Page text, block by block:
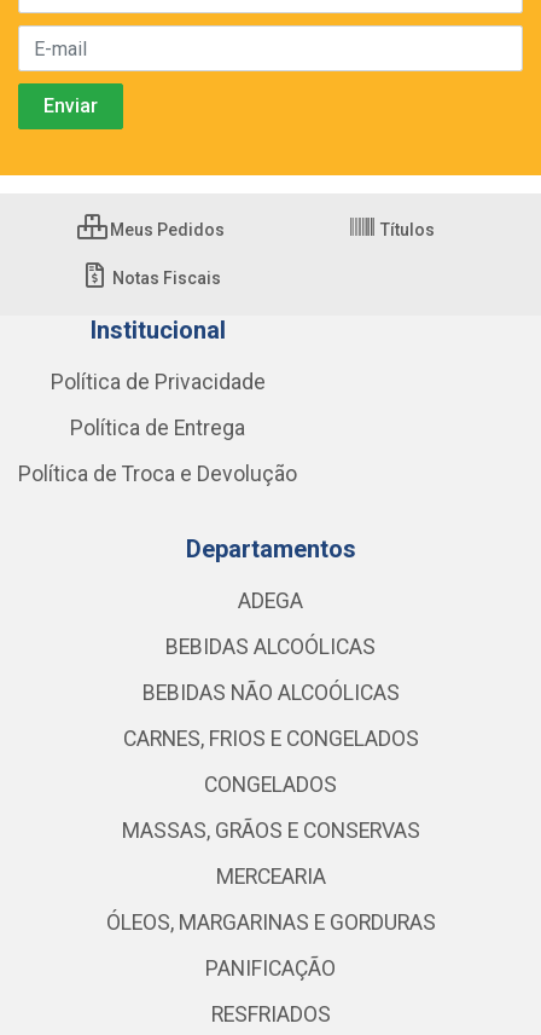
Meus Pedidos Títulos
Notas Fiscais
Institucional
Política de Privacidade
Política de Entrega
Política de Troca e Devolução
Departamentos
ADEGA
BEBIDAS ALCOÓLICAS
BEBIDAS NÃO ALCOÓLICAS
CARNES, FRIOS E CONGELADOS
CONGELADOS
MASSAS, GRÃOS E CONSERVAS
MERCEARIA
ÓLEOS, MARGARINAS E GORDURAS
PANIFICAÇÃO
RESFRIADOS